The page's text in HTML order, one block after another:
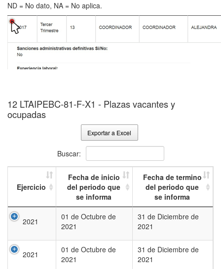
ND = No dato, NA = No aplica.
12 LTAIPEBC-81-F-X1 - Plazas vacantes y
ocupadas
Exportar a Excel
Buscar:
Ejercicio
Fecha de inicio
del periodo que
se informa
Fecha de termino
del periodo que
se informa
2021
01 de Octubre de
2021
31 de Diciembre de
2021
2021
01 de Octubre de
2021
31 de Diciembre de
2021